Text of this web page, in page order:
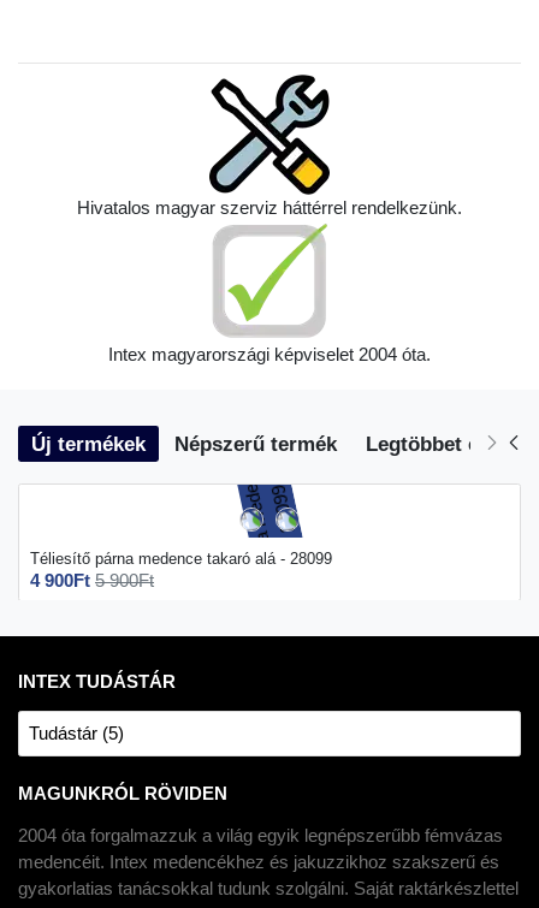
Hivatalos magyar szerviz háttérrel rendelkezünk.
Intex magyarországi képviselet 2004 óta.
Új termékek Népszerű termék Legtöbbet eladott
Téliesítő párna medence takaró alá - 28099
4 900Ft 5 900Ft
INTEX TUDÁSTÁR
Tudástár (5)
MAGUNKRÓL RÖVIDEN
2004 óta forgalmazzuk a világ egyik legnépszerűbb fémvázas
medencéit. Intex medencékhez és jakuzzikhoz szakszerű és
gyakorlatias tanácsokkal tudunk szolgálni. Saját raktárkészlettel